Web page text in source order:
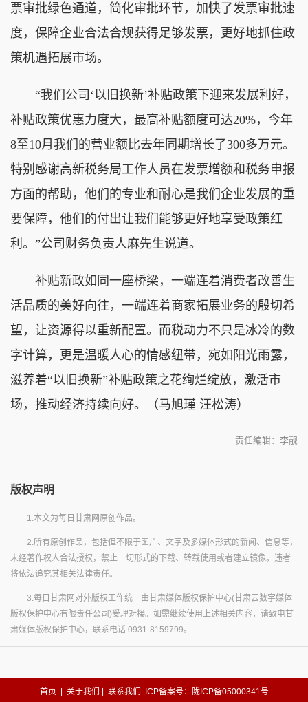
票审批绿色通道，简化审批环节，加快了发票审批速
度，保障企业合法合规获得足够发票，更好地抓住政
策机遇拓展市场。
“我们公司‘以旧换新’补贴政策下迎来发展利好，
补贴政策优惠力度大，最高补贴额度可达20%，今年
8至10月我们的营业额比去年同期增长了300多万元。
特别感谢高新税务局工作人员在发票增额和税务申报
方面的帮助，他们的专业和耐心是我们企业发展的重
要保障，他们的付出让我们能够更好地享受政策红
利。”公司财务负责人麻先生说道。
补贴新政如同一座桥梁，一端连着消费者改善生
活品质的美好向往，一端连着商家拓展业务的殷切希
望，让资源得以重新配置。而税动力不只是冰冷的数
字计算，更是温暖人心的情感纽带，宛如阳光雨露，
滋养着“以旧换新”补贴政策之花绚烂绽放，激活市
场，推动经济持续向好。（马旭瑾 汪松涛）
责任编辑：李靓
版权声明
1.本文为每日甘肃网原创作品。
2.所有原创作品，包括但不限于图片、文字及多媒体形式的新闻、信息等，
未经著作权人合法授权，禁止一切形式的下载、转载使用或者建立镜像。违者
将依法追究其相关法律责任。
3.每日甘肃网对外版权工作统一由甘肃媒体版权保护中心(甘肃云数字媒体
版权保护中心有限责任公司)受理对接。如需继续使用上述相关内容，请致电甘
肃媒体版权保护中心，联系电话:0931-8159799。
首页 关于我们 联系我们 ICP备案号：陇ICP备05000341号